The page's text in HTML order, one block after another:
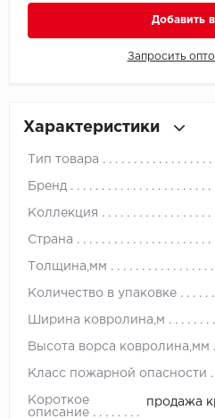
Добавить в
Запросить
Характеристики
Тип товара
Бренд
Коллекция
Страна
Толщина,мм
Количество в упаковке
Ширина ковролина,м
Высота ворса ковролина,мм
Класс пожарной опасности
Короткое
описание
продажа